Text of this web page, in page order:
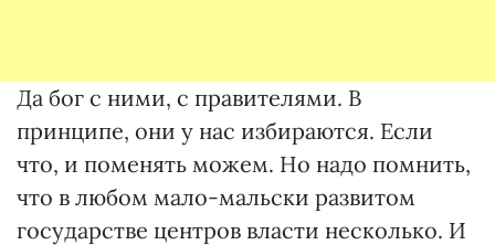
Да бог с ними, с правителями. В
принципе, они у нас избираются. Если
что, и поменять можем. Но надо помнить,
что в любом мало-мальски развитом
государстве центров власти несколько. И